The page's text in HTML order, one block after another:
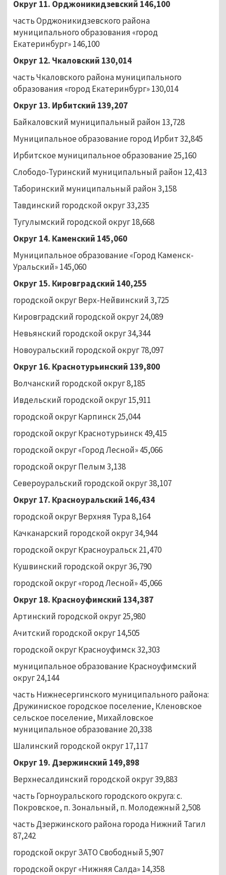
Округ 11. Орджоникидзевский 146,100
часть Орджоникидзевского района
муниципального образования «город
Екатеринбург» 146,100
Округ 12. Чкаловский 130,014
часть Чкаловского района муниципального
образования «город Екатеринбург» 130,014
Округ 13. Ирбитский 139,207
Байкаловский муниципальный район 13,728
Муниципальное образование город Ирбит 32,845
Ирбитское муниципальное образование 25,160
Слободо-Туринский муниципальный район 12,413
Таборинский муниципальный район 3,158
Тавдинский городской округ 33,235
Тугулымский городской округ 18,668
Округ 14. Каменский 145,060
Муниципальное образование «Город Каменск-
Уральский» 145,060
Округ 15. Кировградский 140,255
городской округ Верх-Нейвинский 3,725
Кировградский городской округ 24,089
Невьянский городской округ 34,344
Новоуральский городской округ 78,097
Округ 16. Краснотурьинский 139,800
Волчанский городской округ 8,185
Ивдельский городской округ 15,911
городской округ Карпинск 25,044
городской округ Краснотурьинск 49,415
городской округ «Город Лесной» 45,066
городской округ Пелым 3,138
Североуральский городской округ 38,107
Округ 17. Красноуральский 146,434
городской округ Верхняя Тура 8,164
Качканарский городской округ 34,944
городской округ Красноуральск 21,470
Кушвинский городской округ 36,790
городской округ «город Лесной» 45,066
Округ 18. Красноуфимский 134,387
Артинский городской округ 25,980
Ачитский городской округ 14,505
городской округ Красноуфимск 32,303
муниципальное образование Красноуфимский
округ 24,144
часть Нижнесергинского муниципального района:
Дружиниское городское поселение, Кленовское
сельское поселение, Михайловское
муниципальное образование 20,338
Шалинский городской округ 17,117
Округ 19. Дзержинский 149,898
Верхнесалдинский городской округ 39,883
часть Горноуральского городского округа: с.
Покровское, п. Зональный, п. Молодежный 2,508
часть Дзержинского района города Нижний Тагил
87,242
городской округ ЗАТО Свободный 5,907
городской округ «Нижняя Салда» 14,358